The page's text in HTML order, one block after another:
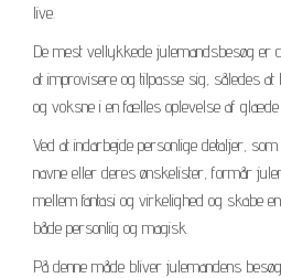
live.
De mest vellykkede julemandsbesøg er
at improvisere og tilpasse sig, således at
og voksne i en fælles oplevelse af glæde
Ved at indarbejde personlige detaljer,
navne eller deres ønskelister, formår
mellem fantasi og virkelighed og skabe
både personlig og magisk.
På denne måde bliver julemandens